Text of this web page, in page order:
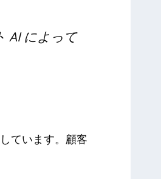
AI によって
ています。顧客